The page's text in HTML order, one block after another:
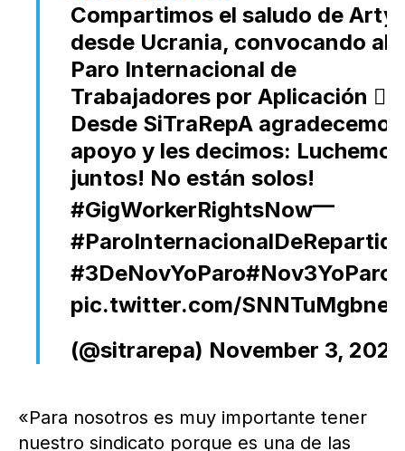
Compartimos el saludo de
desde Ucrania, convocando al
Paro Internacional de
Trabajadores por Aplicación
Desde SiTraRepA
apoyo y les decimos: Luchemos
juntos! No están solos!
#GigWorkerRightsNow
#3DeNovYoParo#Nov3YoParo
pic.twitter.com/SNNTuMgbne
—
(@sitrarepa) November 3, 2021
«Para nosotros es muy importante tener
nuestro sindicato porque es una de las